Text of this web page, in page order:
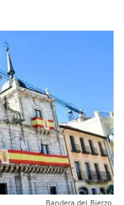
Bandera del Bierzo.